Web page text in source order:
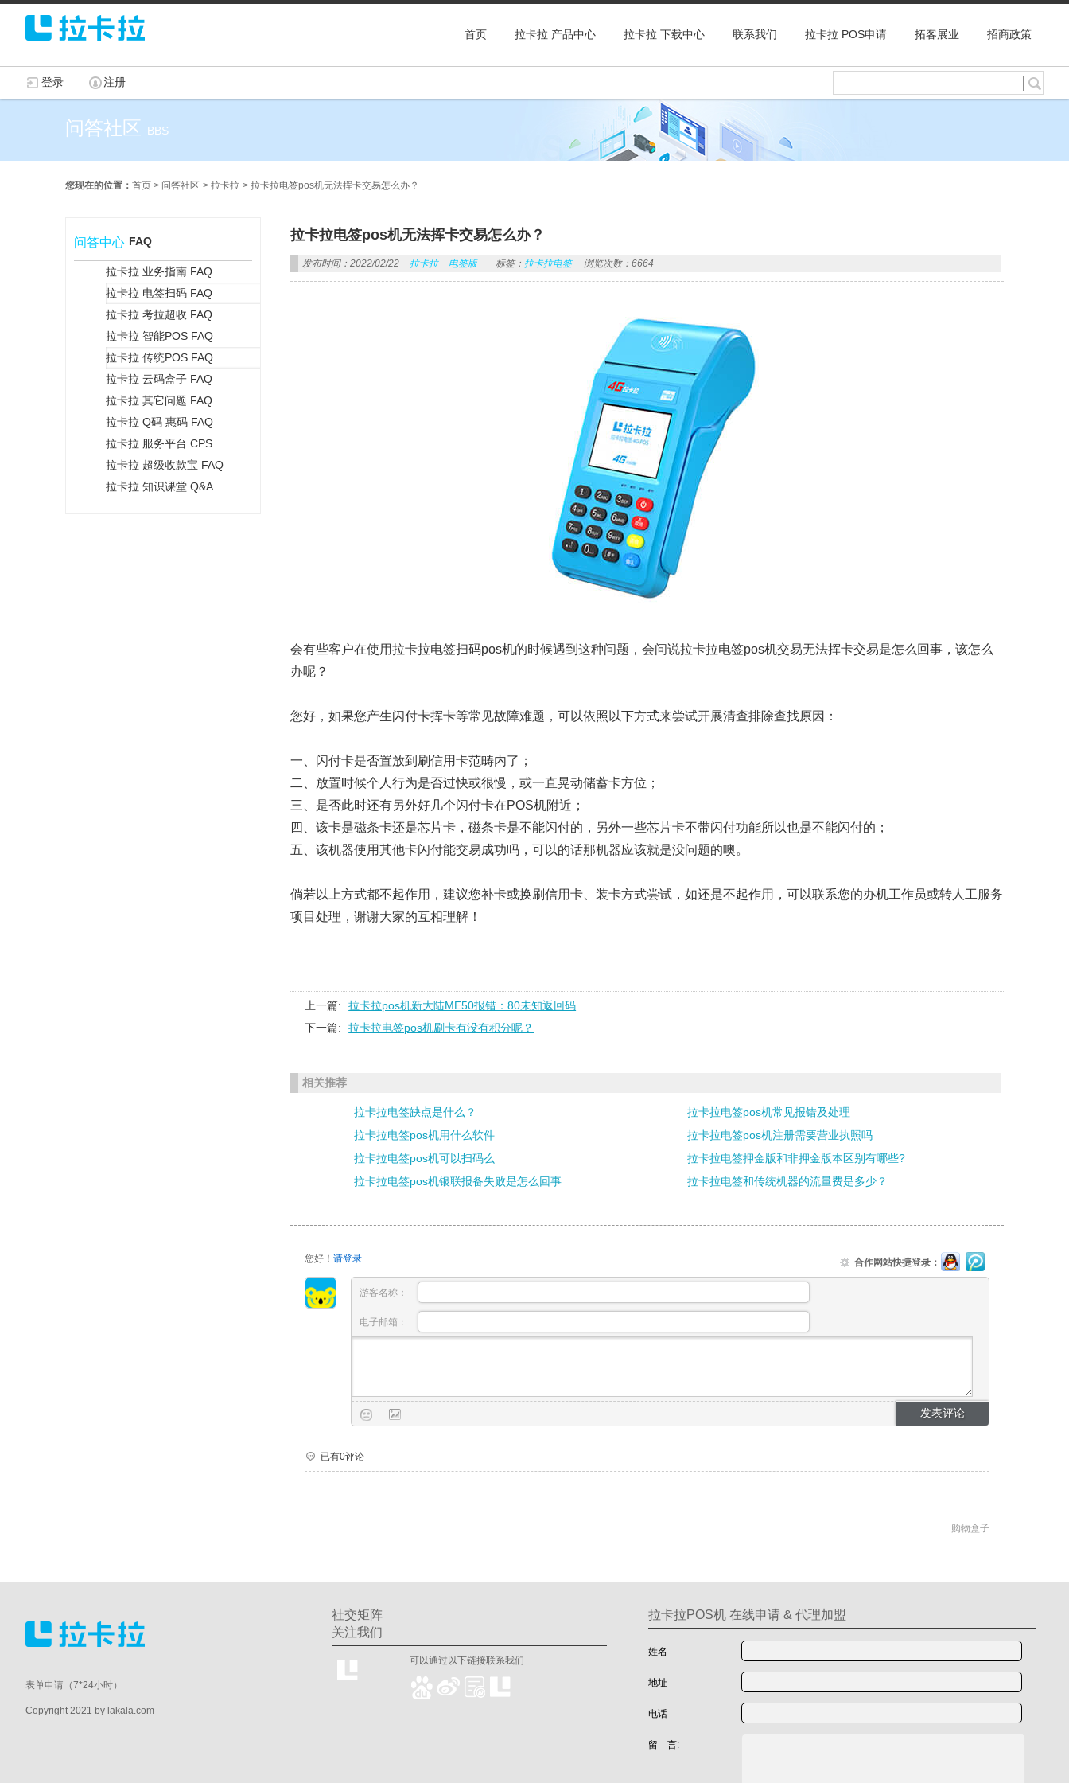
首页 拉卡拉 产品中心 拉卡拉 下载中心 联系我们 拉卡拉 POS申请 拓客展业 招商政策
登录 注册
问答社区 BBS
您现在的位置： 首页 > 问答社区 > 拉卡拉 > 拉卡拉电签pos机无法挥卡交易怎么办？
问答中心 FAQ
拉卡拉 业务指南 FAQ
拉卡拉 电签扫码 FAQ
拉卡拉 考拉超收 FAQ
拉卡拉 智能POS FAQ
拉卡拉 传统POS FAQ
拉卡拉 云码盒子 FAQ
拉卡拉 其它问题 FAQ
拉卡拉 Q码 惠码 FAQ
拉卡拉 服务平台 CPS
拉卡拉 超级收款宝 FAQ
拉卡拉 知识课堂 Q&A
拉卡拉电签pos机无法挥卡交易怎么办？
发布时间：2022/02/22 拉卡拉 电签版 标签： 拉卡拉电签 浏览次数：6664
会有些客户在使用拉卡拉电签扫码pos机的时候遇到这种问题，会问说拉卡拉电签pos机交易无法挥卡交易是怎么回事，该怎么
办呢？
您好，如果您产生闪付卡挥卡等常见故障难题，可以依照以下方式来尝试开展清查排除查找原因：
一、闪付卡是否置放到刷信用卡范畴内了；
二、放置时候个人行为是否过快或很慢，或一直晃动储蓄卡方位；
三、是否此时还有另外好几个闪付卡在POS机附近；
四、该卡是磁条卡还是芯片卡，磁条卡是不能闪付的，另外一些芯片卡不带闪付功能所以也是不能闪付的；
五、该机器使用其他卡闪付能交易成功吗，可以的话那机器应该就是没问题的噢。
倘若以上方式都不起作用，建议您补卡或换刷信用卡、装卡方式尝试，如还是不起作用，可以联系您的办机工作员或转人工服务
项目处理，谢谢大家的互相理解！
上一篇:
拉卡拉pos机新大陆ME50报错：80未知返回码
下一篇:
拉卡拉电签pos机刷卡有没有积分呢？
相关推荐
拉卡拉电签缺点是什么？
拉卡拉电签pos机常见报错及处理
拉卡拉电签pos机用什么软件
拉卡拉电签pos机注册需要营业执照吗
拉卡拉电签pos机可以扫码么
拉卡拉电签押金版和非押金版本区别有哪些?
拉卡拉电签pos机银联报备失败是怎么回事
拉卡拉电签和传统机器的流量费是多少？
您好！请登录 合作网站快捷登录：
游客名称：
电子邮箱：
已有0评论
购物盒子
表单申请（7*24小时）
Copyright 2021 by lakala.com
社交矩阵
关注我们
可以通过以下链接联系我们
拉卡拉POS机 在线申请 & 代理加盟
姓名
地址
电话
留 言: